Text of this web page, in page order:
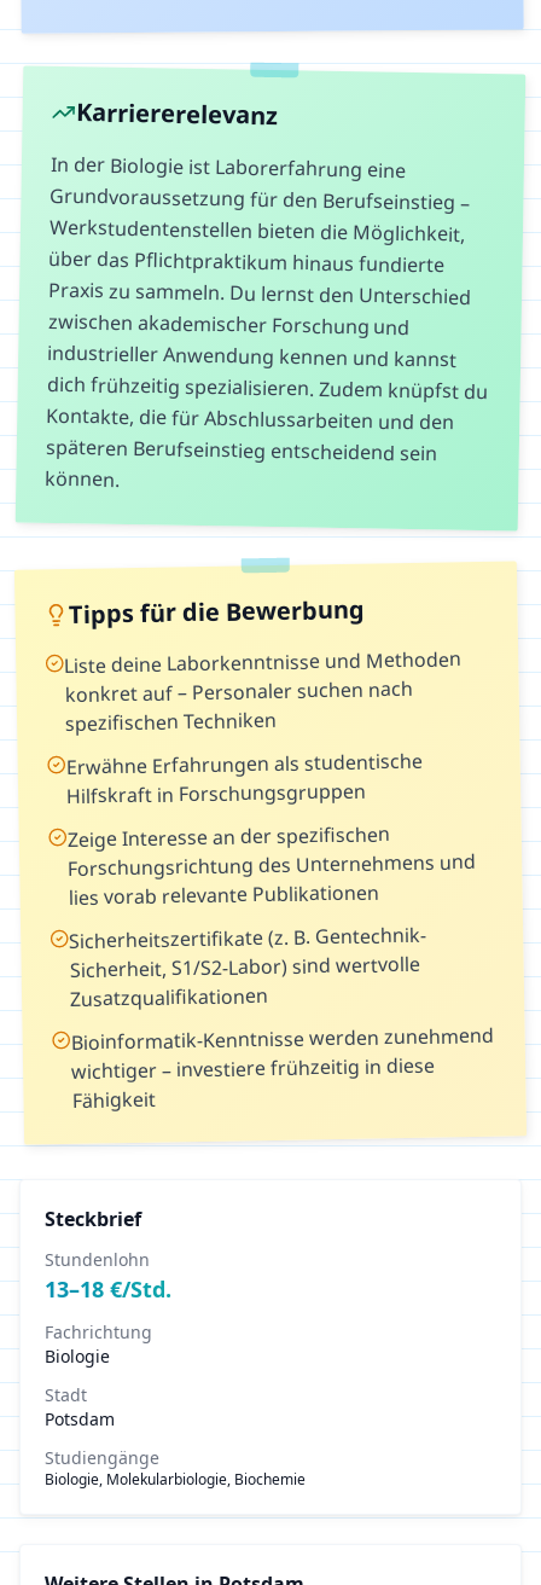
Karriererelevanz
In der Biologie ist Laborerfahrung eine
Grundvoraussetzung für den Berufseinstieg –
Werkstudentenstellen bieten die Möglichkeit,
über das Pflichtpraktikum hinaus fundierte
Praxis zu sammeln. Du lernst den Unterschied
zwischen akademischer Forschung und
industrieller Anwendung kennen und kannst
dich frühzeitig spezialisieren. Zudem knüpfst du
Kontakte, die für Abschlussarbeiten und den
späteren Berufseinstieg entscheidend sein
können.
Tipps für die Bewerbung
Liste deine Laborkenntnisse und Methoden
konkret auf – Personaler suchen nach
spezifischen Techniken
Erwähne Erfahrungen als studentische
Hilfskraft in Forschungsgruppen
Zeige Interesse an der spezifischen
Forschungsrichtung des Unternehmens und
lies vorab relevante Publikationen
Sicherheitszertifikate (z. B. Gentechnik-
Sicherheit, S1/S2-Labor) sind wertvolle
Zusatzqualifikationen
Bioinformatik-Kenntnisse werden zunehmend
wichtiger – investiere frühzeitig in diese
Fähigkeit
Steckbrief
Stundenlohn
13–18 €/Std.
Fachrichtung
Biologie
Stadt
Potsdam
Studiengänge
Biologie, Molekularbiologie, Biochemie